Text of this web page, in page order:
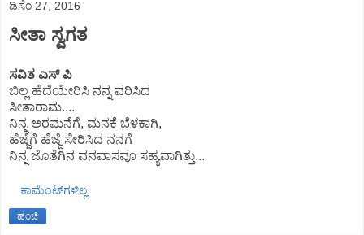
ಡಿಸೆಂ 27, 2016
ಸೀತಾ ಸ್ವಗತ
ಸವಿತ ಎಸ್ ಪಿ
ಬಿಲ್ಲ ಹೆದೆಯೇರಿಸಿ ನನ್ನ ವರಿಸಿದ
ಸೀತಾರಾಮ‌....
ನಿನ್ನ ಅರಮನೆಗೆ, ಮನಕೆ ಬೆಳಕಾಗಿ,
ಹೆಜ್ಜೆಗೆ ಹೆಜ್ಜೆ ಸೇರಿಸಿದ ನನಗೆ
ನಿನ್ನ ಜೊತೆಗಿನ ವನವಾಸವೂ ಸಹ್ಯವಾಗಿತ್ತು...
ಕಾಮೆಂಟ್‌ಗಳಿಲ್ಲ:
ಹಂಚಿ